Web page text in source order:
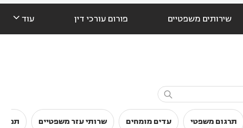
שירותים משפטיים פורום עורכי דין עוד 

תרגום משפטי עדים מומחים שרותי עזר משפטיים